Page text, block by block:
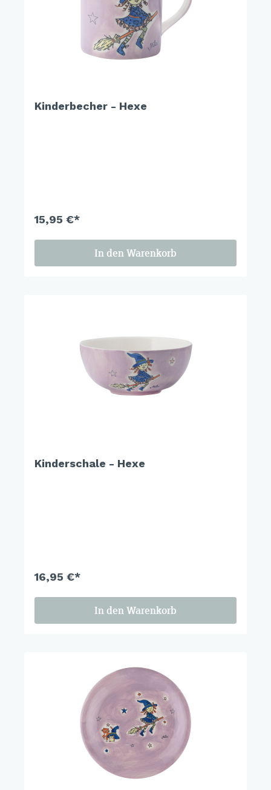
Kinderbecher - Hexe
15,95 €*
In den Warenkorb
Kinderschale - Hexe
16,95 €*
In den Warenkorb